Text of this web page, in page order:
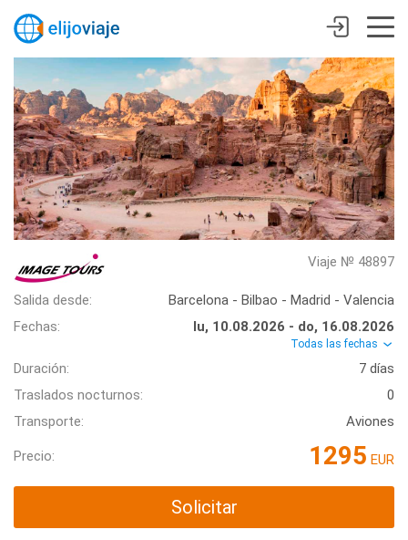
Viaje № 48897
Salida desde:
Barcelona - Bilbao - Madrid - Valencia
Fechas:
lu, 10.08.2026 - do, 16.08.2026
Todas las fechas
Duración:
7 días
Traslados nocturnos:
0
Transporte:
Aviones
Precio: 1295 EUR
Solicitar